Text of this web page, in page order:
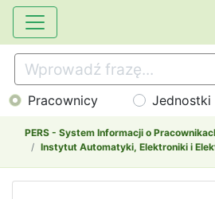
Pracownicy Jednostki
PERS - System Informacji o
Instytut Automatyki, Elektroniki i